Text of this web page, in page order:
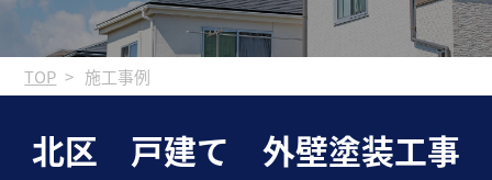
TOP 施工事例
北区 戸建て 外壁塗装工事